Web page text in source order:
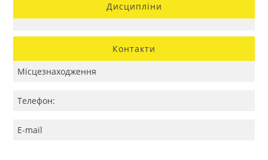
Дисципліни
Контакти
Місцезнаходження
Телефон:
E-mail